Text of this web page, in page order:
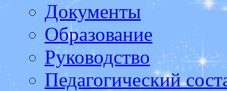
Документы
Образование
Руководство
Педагогический